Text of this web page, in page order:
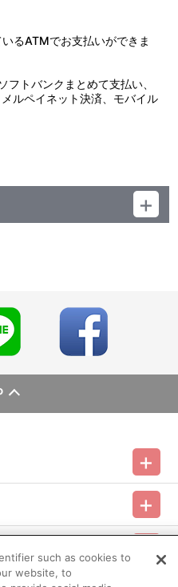
しとってもアカンと思うねん
』 9月21日(日)昼公演ver.～
るATMでお支払いができま
トバンクまとめて支払い、
ルペイネット決済、モバイル
す。実際の仕様とは異なる場
ください。
る場合がございます。
ード決済」、「コンビニ決
「WEB・スマホ決済」のみと
設定をお願いいたします。
ルが「迷惑メールフォルダ」
は、発売月の初旬ごろに決済
ませんので、あらかじめご了
てお支払い方法をご案内させて
せ 推奨環境
such as cookies to
website, to